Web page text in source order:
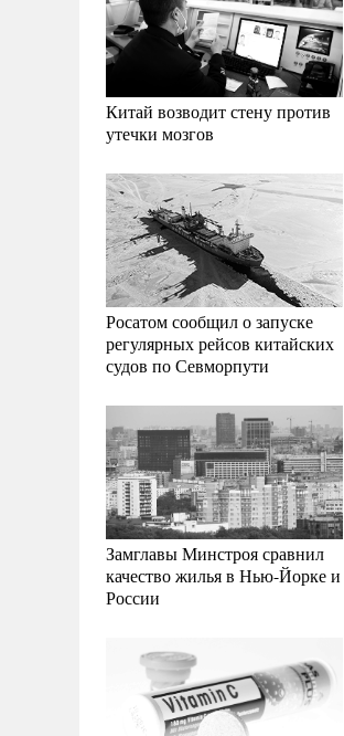
Китай возводит стену против
утечки мозгов
Росатом сообщил о запуске
регулярных рейсов китайских
судов по Севморпути
Замглавы Минстроя сравнил
качество жилья в Нью-Йорке и
России